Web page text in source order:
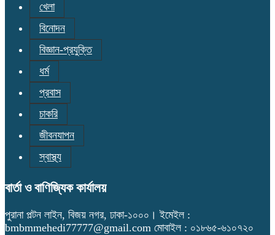
খেলা
বিনোদন
বিজ্ঞান-প্রযুক্তি
ধর্ম
প্রবাস
চাকরি
জীবনযাপন
স্বাস্থ্য
বার্তা ও বাণিজ্যিক কার্যালয়
পুরানা পল্টন লাইন, বিজয় নগর, ঢাকা-১০০০। ইমেইল :
bmbmmehedi77777@gmail.com মোবাইল : ০১৮৬৫-৬১০৭২০